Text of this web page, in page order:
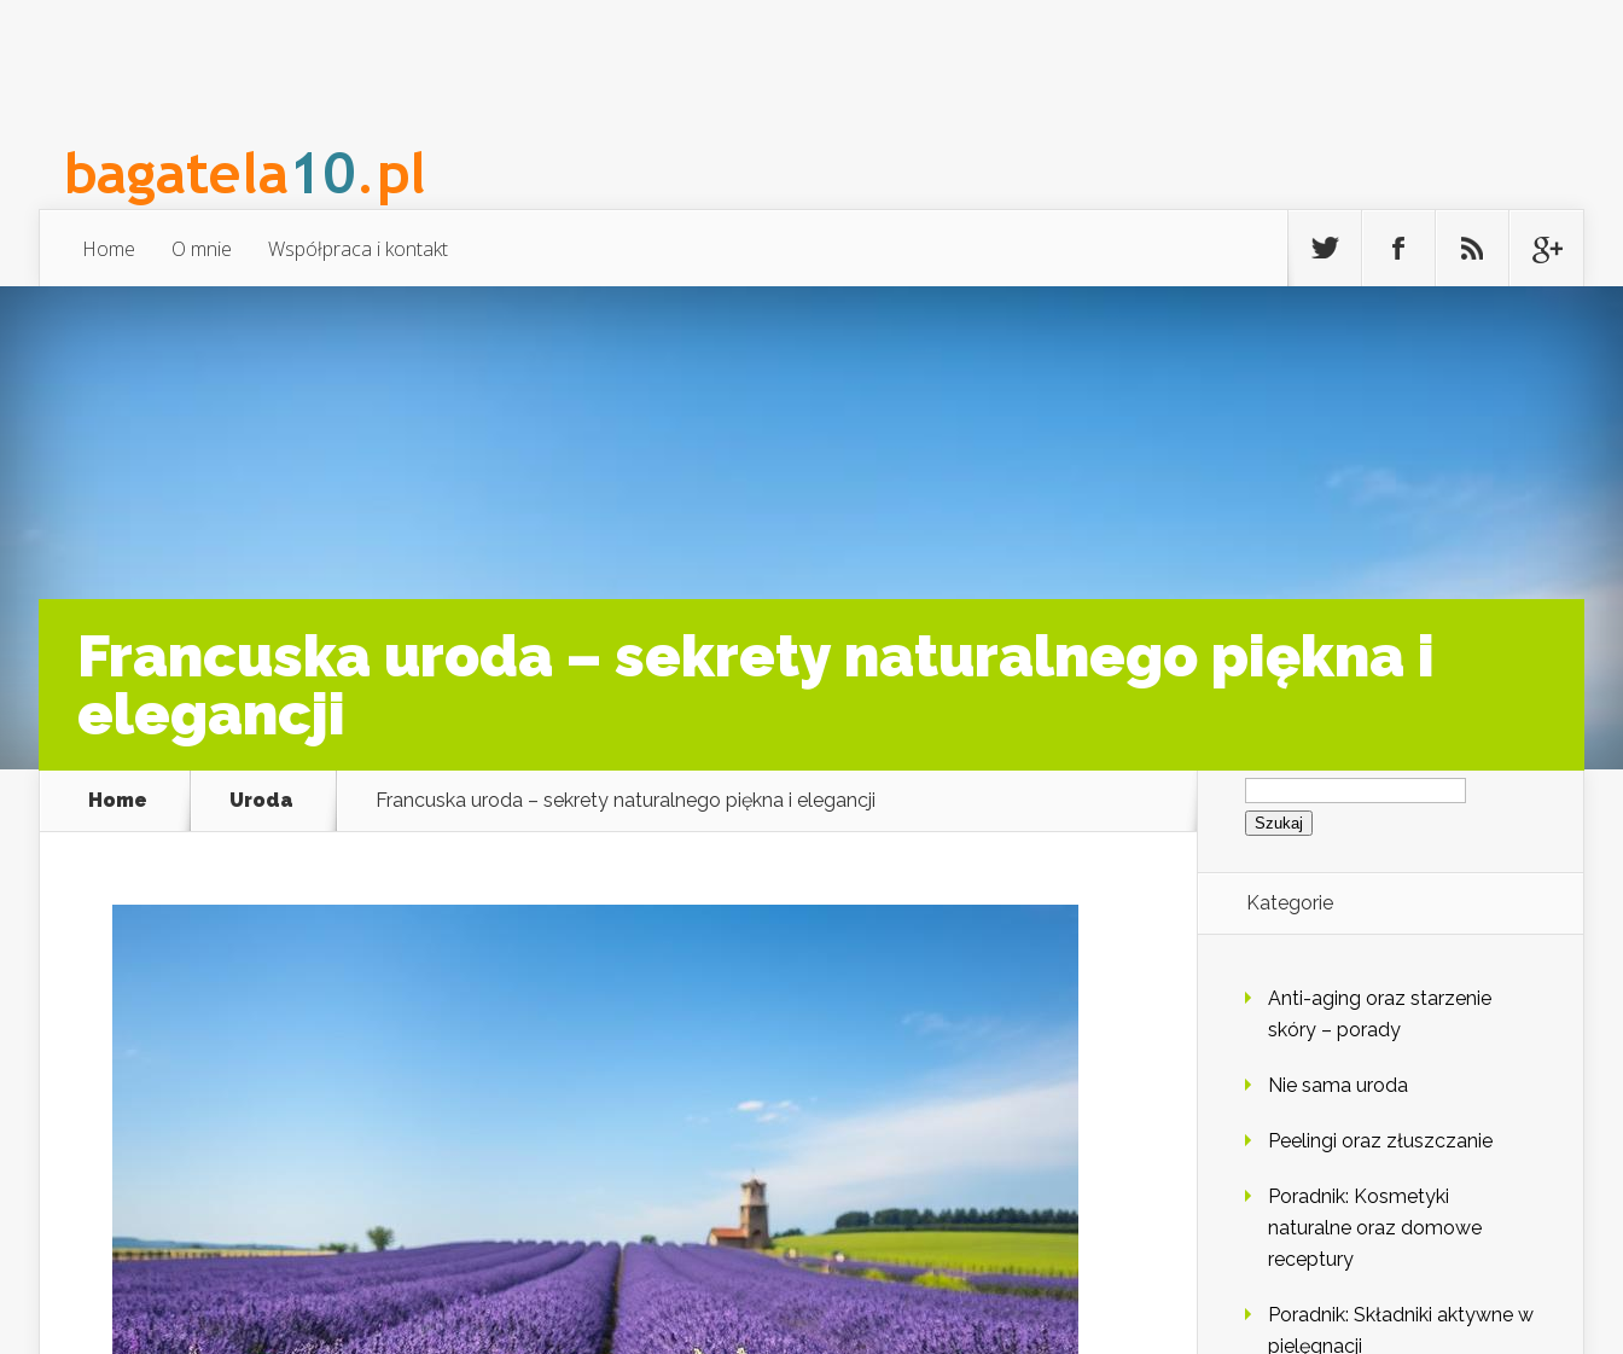
Home O mnie Współpraca i kontakt
Francuska uroda – sekrety naturalnego piękna i
elegancji
Home Uroda Francuska uroda – sekrety naturalnego piękna i elegancji
Szukaj:
Kategorie
Anti-aging oraz starzenie
skóry – porady
Nie sama uroda
Peelingi oraz złuszczanie
Poradnik: Kosmetyki
naturalne oraz domowe
receptury
Poradnik: Składniki aktywne w
pielęgnacji